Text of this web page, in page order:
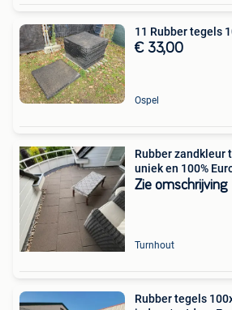
11 Rubber tegels
€ 33,00
Ospel
Rubber zandkleur
uniek en 100%
Zie omschrijving
Turnhout
Rubber tegels